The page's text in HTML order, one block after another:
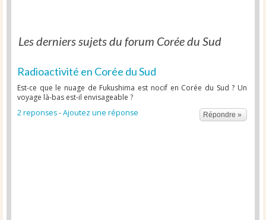
Les derniers sujets du forum Corée du Sud
Radioactivité en Corée du Sud
Est-ce que le nuage de Fukushima est nocif en Corée du Sud ? Un
voyage là-bas est-il envisageable ?
Répondre »
2 reponses-Ajoutez une réponse